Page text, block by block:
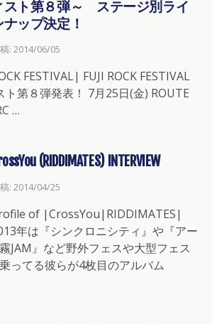
スト第８弾～ ステージ別ライ
ナップ決定！
: 2014/06/05
FESTIVAL| FUJI ROCK FESTIVAL
ト第８弾発表！ 7月25日(金) ROUTE
…
(RIDDIMATES) INTERVIEW
: 2014/04/25
of |CrossYou|RIDDIMATES|
年は『シンクロニシティ』や『アー
JAM』など野外フェスや大型フェス
ってる彼らが4枚目のアルバム